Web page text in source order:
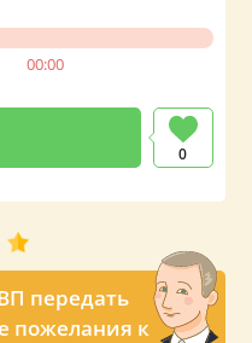
00:00
0
передать
пожелания к